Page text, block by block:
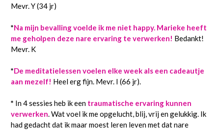
Mevr. Y (34 jr)
*Na mijn bevalling voelde ik me niet happy. Marieke heeft
me geholpen deze nare ervaring te verwerken! Bedankt!
Mevr. K
*De meditatielessen voelen elke week als een cadeautje
aan mezelf! Heel erg fijn. Mevr. I (66 jr).
* In 4 sessies heb ik een traumatische ervaring kunnen
verwerken. Wat voel ik me opgelucht, blij, vrij en gelukkig. Ik
had gedacht dat ik maar moest leren leven met dat nare